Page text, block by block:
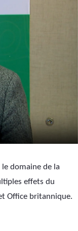
le domaine de la
effets du
Office britannique.